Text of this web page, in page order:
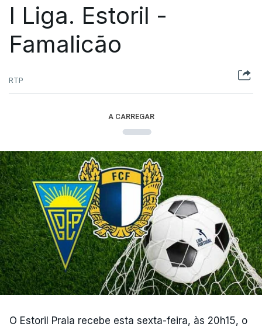
I Liga. Estoril -
Famalicão
RTP
A CARREGAR
O Estoril Praia recebe esta sexta-feira, às 20h15, o